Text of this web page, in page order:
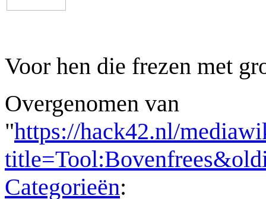
Voor hen die frezen met
Overgenomen van
"https://hack42.nl/
Categorieën: